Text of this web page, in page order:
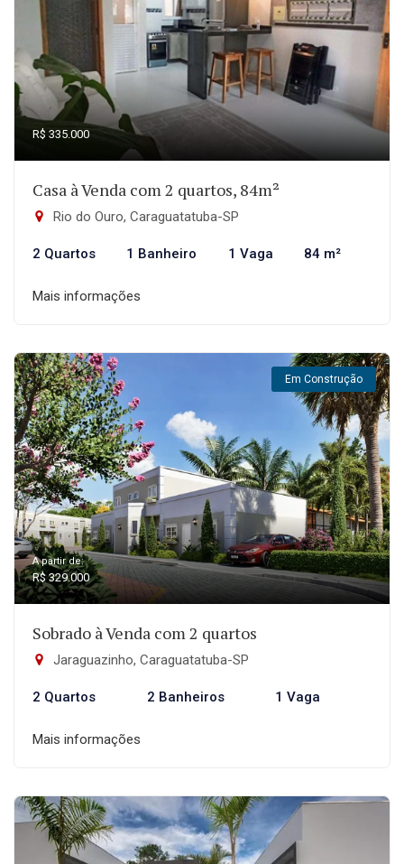
R$ 335.000
Casa à Venda com 2 quartos, 84m²
Rio do Ouro, Caraguatatuba-SP
2 Quartos 1 Banheiro 1 Vaga 84 m²
Mais informações
Em Construção
A partir de:
R$ 329.000
Sobrado à Venda com 2 quartos
Jaraguazinho, Caraguatatuba-SP
2 Quartos 2 Banheiros 1 Vaga
Mais informações